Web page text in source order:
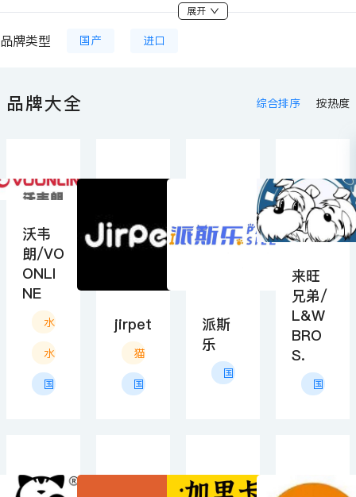
禽类用品 猫狗美容用品
小宠(鼠类)用品
猫狗饮食用品 宠物服饰 兔类食品
猫狗医疗工具
畜牧用品
中大型宠物(马、羊驼等)食品
中大型宠物(活体) 鼠类宠物
展开
品牌类型 国产 进口
品牌大全 综合排序 按热度
沃韦
朗/VO
ONLI
NE
水族用品
水族食品
国产
jirpet
猫狗美容用品
国产
派斯
乐
国产
来旺
兄弟/
L&W
BRO
S.
国产